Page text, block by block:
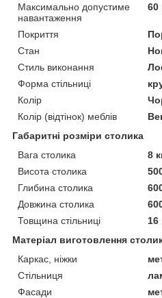
Максимально допустиме
навантаження
60
Покриття
Стан
Стиль виконання
Форма стільниці
Колір
Колір (відтінок) меблів
Габаритні розміри столика
Вага столика
8
Висота столика
Глибина столика
Довжина столика
Товщина стільниці
16
Матеріал виготовлення
Каркас, ніжки
Стільниця
Фасади